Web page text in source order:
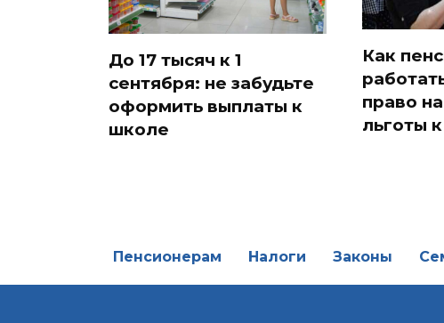
До 17 тысяч к 1
сентября: не забудьте
оформить выплаты к
школе
Как
право
льготы
Пенсионерам Налоги Законы